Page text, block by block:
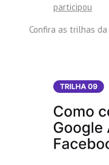
participou
Confira as trilhas da